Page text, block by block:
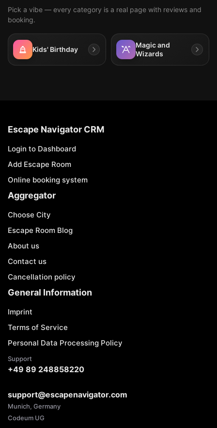
Pick a vibe — every category is a real page with reviews and
booking.
Kids' Birthday
Magic and
Wizards
Escape Navigator CRM
Login to Dashboard
Add Escape Room
Online booking system
Aggregator
Choose City
Escape Room Blog
About us
Contact us
Cancellation policy
General Information
Imprint
Terms of Service
Personal Data Processing Policy
Support
+49 89 248858220
support@escapenavigator.com
Munich, Germany
Codeum UG